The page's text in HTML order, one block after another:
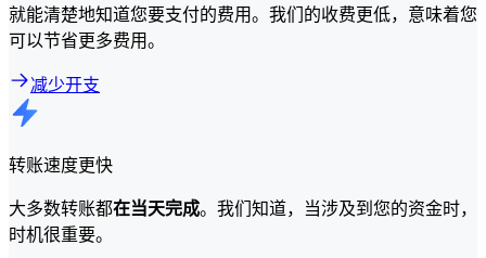
就能清楚地知道您要支付的费用。我们的收费更低，意味着您
可以节省更多费用。
减少开支
转账速度更快
大多数转账都在当天完成。我们知道，当涉及到您的资金时，
时机很重要。